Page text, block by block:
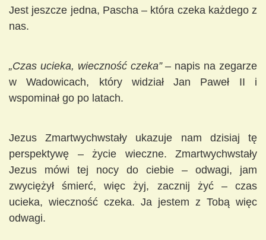
Jest jeszcze jedna, Pascha – która czeka każdego z
nas.
„Czas ucieka, wieczność czeka”– napis na zegarze
w Wadowicach, który widział Jan Paweł II i
wspominał go po latach.
Jezus Zmartwychwstały ukazuje nam dzisiaj tę
perspektywę – życie wieczne. Zmartwychwstały
Jezus mówi tej nocy do ciebie – odwagi, jam
zwyciężył śmierć, więc żyj, zacznij żyć – czas
ucieka, wieczność czeka. Ja jestem z Tobą więc
odwagi.